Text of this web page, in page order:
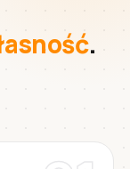
.